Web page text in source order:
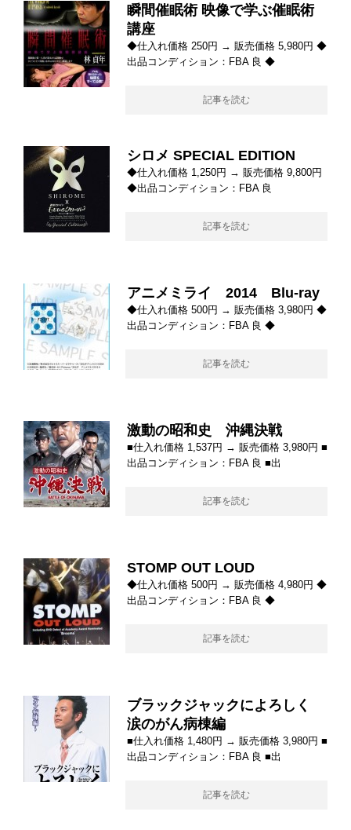
瞬間催眠術 映像で学ぶ催眠術
講座
◆仕入れ価格 250円 → 販売価格 5,980円 ◆
出品コンディション：FBA 良 ◆
記事を読む
シロメ SPECIAL EDITION
◆仕入れ価格 1,250円 → 販売価格 9,800円
◆出品コンディション：FBA 良
記事を読む
アニメミライ 2014 Blu-ray
◆仕入れ価格 500円 → 販売価格 3,980円 ◆
出品コンディション：FBA 良 ◆
記事を読む
激動の昭和史 沖縄決戦
■仕入れ価格 1,537円 → 販売価格 3,980円 ■
出品コンディション：FBA 良 ■出
記事を読む
STOMP OUT LOUD
◆仕入れ価格 500円 → 販売価格 4,980円 ◆
出品コンディション：FBA 良 ◆
記事を読む
ブラックジャックによろしく
涙のがん病棟編
■仕入れ価格 1,480円 → 販売価格 3,980円 ■
出品コンディション：FBA 良 ■出
記事を読む